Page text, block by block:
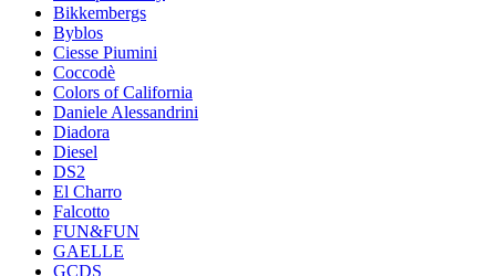
Bikkembergs
Byblos
Ciesse Piumini
Coccodè
Colors of California
Daniele Alessandrini
Diadora
Diesel
DS2
El Charro
Falcotto
FUN&FUN
GAELLE
GCDS